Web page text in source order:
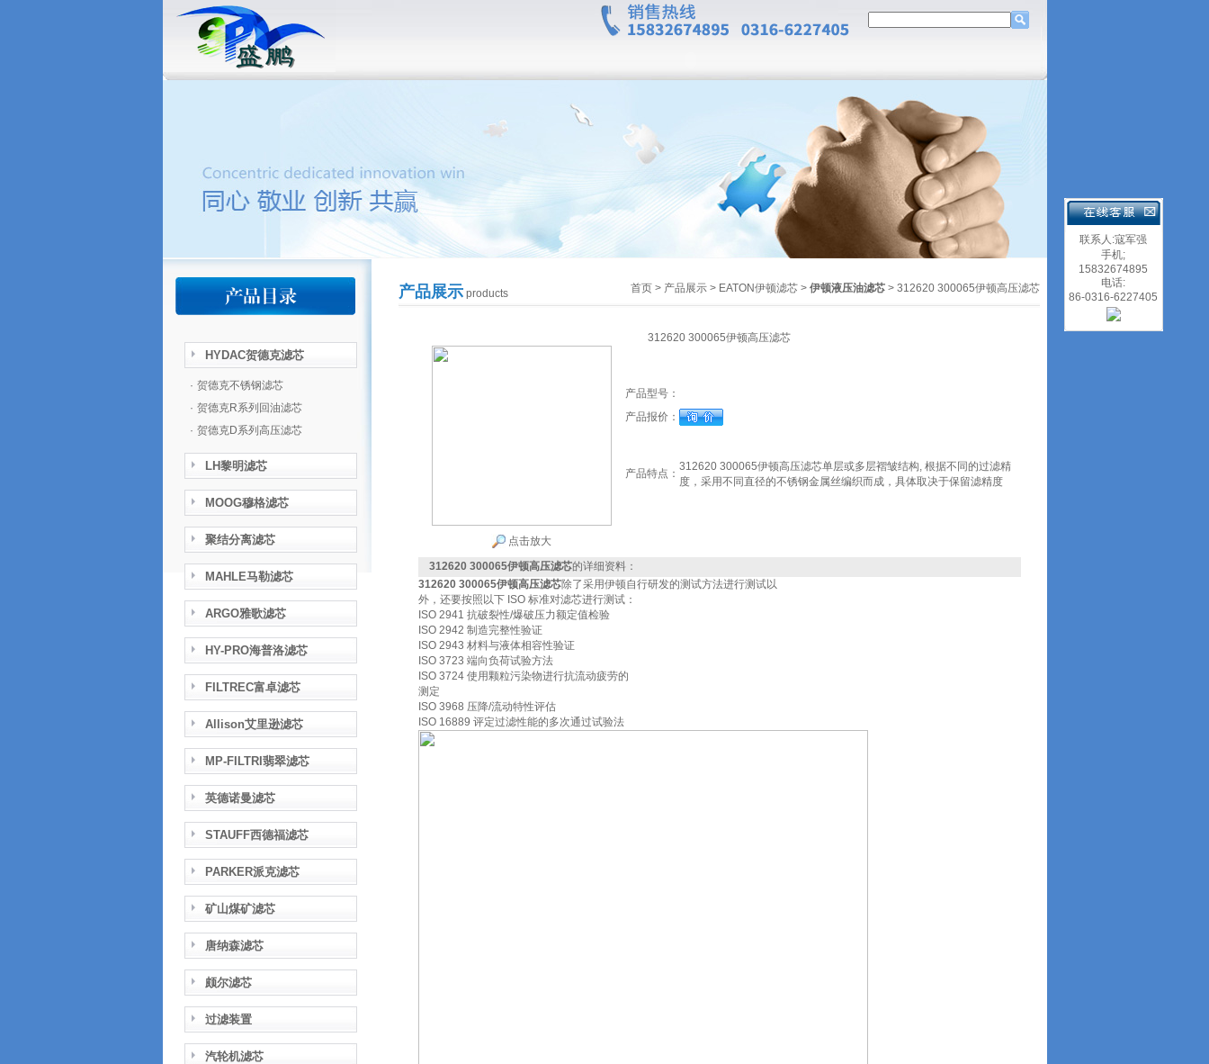
HYDAC贺德克滤芯
· 贺德克不锈钢滤芯
· 贺德克R系列回油滤芯
· 贺德克D系列高压滤芯
LH黎明滤芯
MOOG穆格滤芯
聚结分离滤芯
MAHLE马勒滤芯
ARGO雅歌滤芯
HY-PRO海普洛滤芯
FILTREC富卓滤芯
Allison艾里逊滤芯
MP-FILTRI翡翠滤芯
英德诺曼滤芯
STAUFF西德福滤芯
PARKER派克滤芯
矿山煤矿滤芯
唐纳森滤芯
颇尔滤芯
过滤装置
汽轮机滤芯
产品展示 products 首页 > 产品展示 > EATON伊顿滤芯 > 伊顿液压油滤芯 > 312620 300065伊顿高压滤芯
312620 300065伊顿高压滤芯
点击放大
产品型号：
产品报价：
产品特点：
312620 300065伊顿高压滤芯单层或多层褶皱结构, 根据不同的过滤精
度，采用不同直径的不锈钢金属丝编织而成，具体取决于保留滤精度
312620 300065伊顿高压滤芯的详细资料：
312620 300065伊顿高压滤芯除了采用伊顿自行研发的测试方法进行测试以
外，还要按照以下 ISO 标准对滤芯进行测试：
ISO 2941 抗破裂性/爆破压力额定值检验
ISO 2942 制造完整性验证
ISO 2943 材料与液体相容性验证
ISO 3723 端向负荷试验方法
ISO 3724 使用颗粒污染物进行抗流动疲劳的
测定
ISO 3968 压降/流动特性评估
ISO 16889 评定过滤性能的多次通过试验法
联系人:寇军强
手机;
15832674895
电话:
86-0316-6227405